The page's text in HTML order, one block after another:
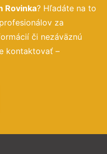
Rovinka? Hľadáte na to
za
či nezáväznú
kontaktovať –